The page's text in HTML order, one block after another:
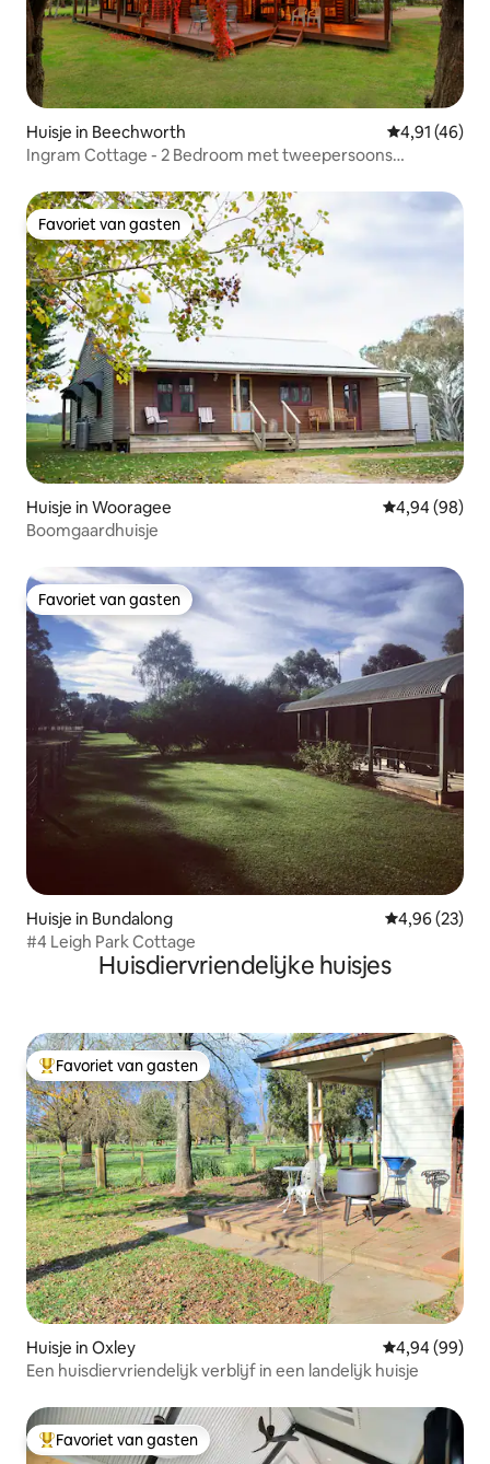
Huisje in Beechworth Gemiddelde
4,91 (46)
Ingram Cottage - 2 Bedroom met tweepersoons
Favoriet van gasten
Favoriet van gasten
Huisje in Wooragee Gemiddelde
4,94 (98)
Boomgaardhuisje
Favoriet van gasten
Favoriet van gasten
Huisje in Bundalong Gemiddelde
4,96 (23)
#4 Leigh Park Cottage
Huisdiervriendelijke huisjes
Topfavoriet van gasten
Favoriet van gasten
Huisje in Oxley Gemiddelde
4,94 (99)
Een huisdiervriendelijk verblijf in een landelijk huisje
Topfavoriet van gasten
Favoriet van gasten